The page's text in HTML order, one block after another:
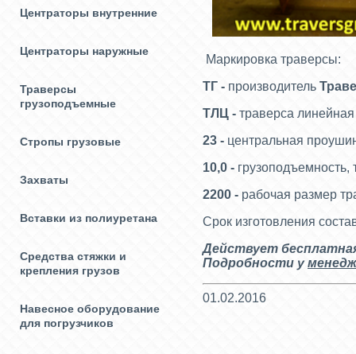
Центраторы внутренние
Центраторы наружные
Траверсы
грузоподъемные
Стропы грузовые
Захваты
Вставки из полиуретана
Средства стяжки и
крепления грузов
Навесное оборудование
для погрузчиков
Маркировка траверсы:
ТГ - производитель
ТЛЦ - траверса
23 - центральная
10,0 - грузоподъемность,
2200 - рабочая размер
Срок изготовления
Действует
Подробности у
01.02.2016